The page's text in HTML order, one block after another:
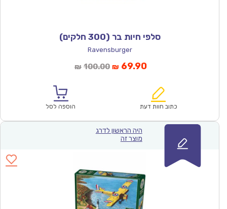
סלפי חיות בר (300 חלקים)
Ravensburger
₪ 100.00המחיר
₪100.00.
₪ 69.90המחיר
הוא:
כתוב חוות דעת הוספה לסל
היה הראשון לדרג
מוצר זה